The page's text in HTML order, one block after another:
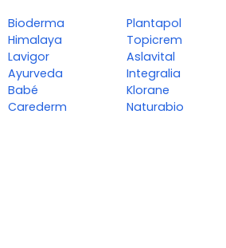
Bioderma
Himalaya
Lavigor
Ayurveda
Babé
Carederm
Plantapol
Topicrem
Aslavital
Integralia
Klorane
Naturabio